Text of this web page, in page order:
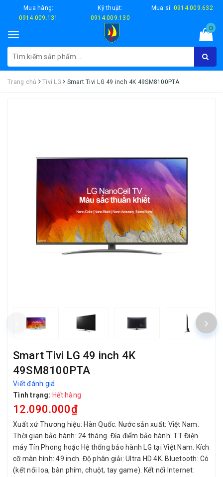
Mua hàng:
0914.009.131
Kỹ thuật:
0914.009.130
Mua sỉ: 0914.009.632
Toggle
navigation
0
Trang chủ Tivi LG Smart Tivi LG 49 inch 4K 49SM8100PTA
Smart Tivi LG 49 inch 4K
49SM8100PTA
Viết đánh giá
Tình trạng: Hết hàng
12.090.000₫
Xuất xứ Thương hiệu: Hàn Quốc. Nước sản xuất: Việt Nam.
Thời gian bảo hành: 24 tháng. Địa điểm bảo hành: TT Điện
máy Tín Phong hoặc Hệ thống bảo hành LG tại Việt Nam. Kích
cỡ màn hình: 49 inch. Độ phân giải: Ultra HD 4K. Bluetooth: Có
(kết nối loa, bàn phím, chuột, tay game). Kết nối Internet: